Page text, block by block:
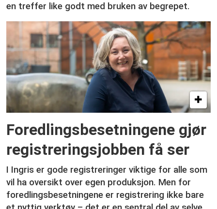
en treffer like godt med bruken av begrepet.
Foredlingsbesetningene gjør
registreringsjobben få ser
I Ingris er gode registreringer viktige for alle som
vil ha oversikt over egen produksjon. Men for
foredlingsbesetningene er registrering ikke bare